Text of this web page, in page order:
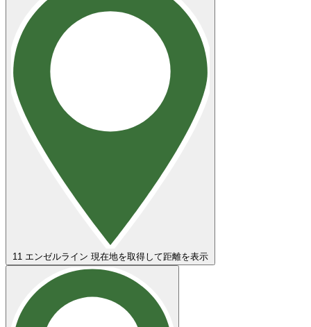
11 エンゼルライン 現在地を取得して距離を表示